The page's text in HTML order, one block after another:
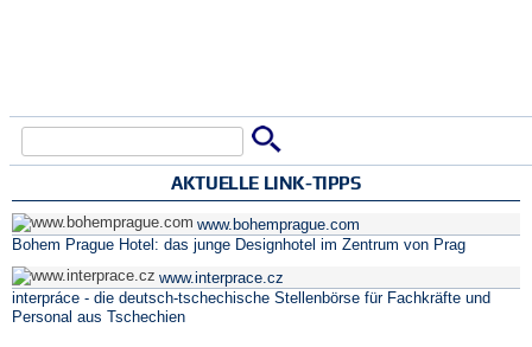
AKTUELLE LINK-TIPPS
www.bohemprague.com
Bohem Prague Hotel: das junge Designhotel im Zentrum von Prag
www.interprace.cz
interpráce - die deutsch-tschechische Stellenbörse für Fachkräfte und
Personal aus Tschechien